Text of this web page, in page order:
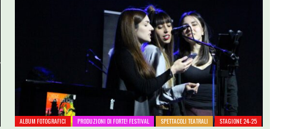
ALBUM FOTOGRAFICI PRODUZIONI DI FORTE! FESTIVAL SPETTACOLI TEATRALI STAGIONE 24-25